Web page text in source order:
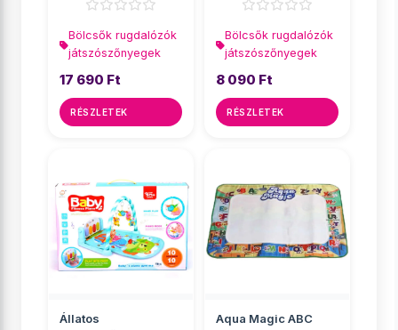
Clementoni baby
Bölcsők rugdalózók
játszószőnyegek
17 690 Ft
RÉSZLETEK
40x75x58cm
Bölcsők rugdalózók
játszószőnyegek
8 090 Ft
RÉSZLETEK
Állatos
Aqua Magic ABC